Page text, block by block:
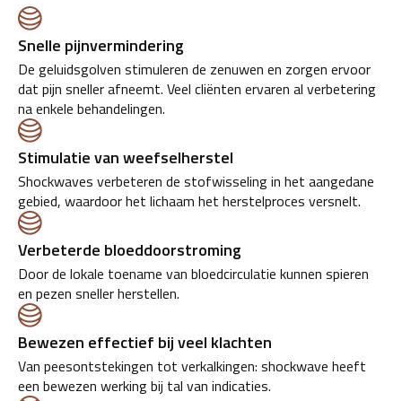
Snelle pijnvermindering
De geluidsgolven stimuleren de zenuwen en zorgen ervoor
dat pijn sneller afneemt. Veel cliënten ervaren al verbetering
na enkele behandelingen.
Stimulatie van weefselherstel
Shockwaves verbeteren de stofwisseling in het aangedane
gebied, waardoor het lichaam het herstelproces versnelt.
Verbeterde bloeddoorstroming
Door de lokale toename van bloedcirculatie kunnen spieren
en pezen sneller herstellen.
Bewezen effectief bij veel klachten
Van peesontstekingen tot verkalkingen: shockwave heeft
een bewezen werking bij tal van indicaties.